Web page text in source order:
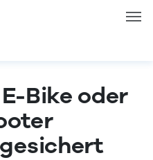
Bike oder